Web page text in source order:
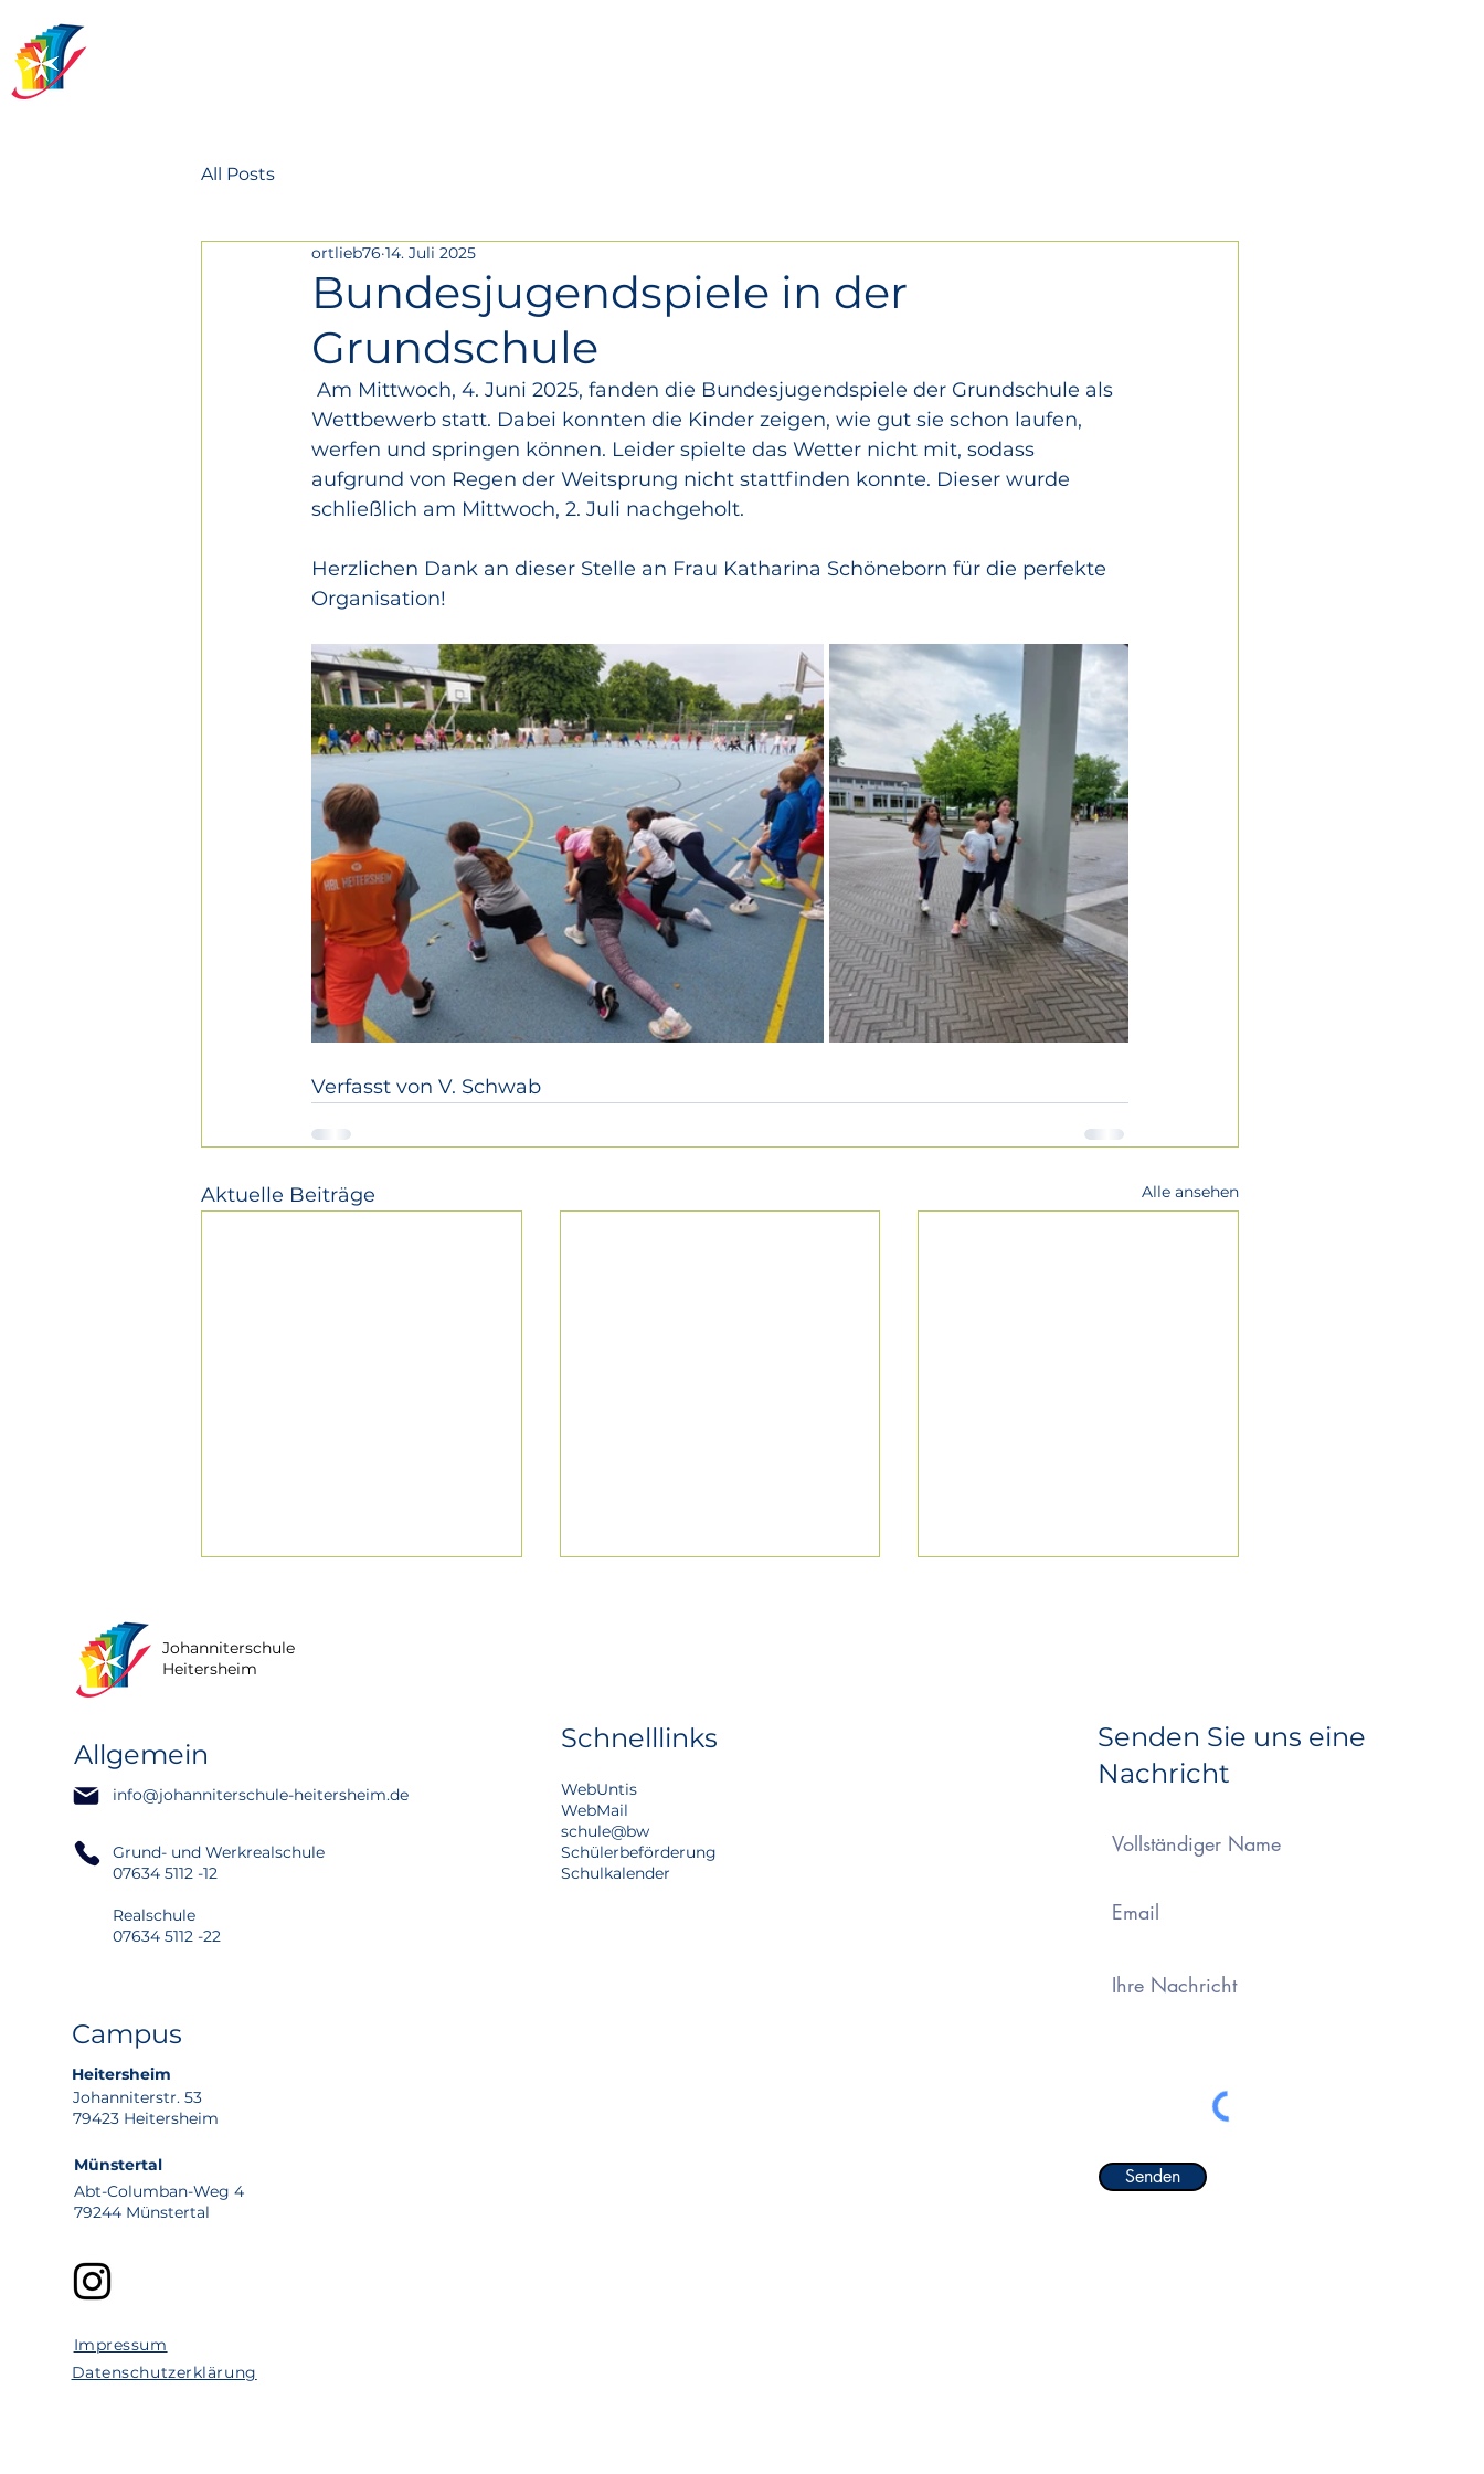
All Posts
Bundesjugendspiele in der
Grundschule
ortlieb76 14. Juli 2025
Wettbewerb statt. Dabei konnten die Kinder zeigen, wie gut sie schon laufen,
werfen und springen können. Leider spielte das Wetter nicht mit, sodass
aufgrund von Regen der Weitsprung nicht stattfinden konnte. Dieser wurde
schließlich am Mittwoch, 2. Juli nachgeholt.
Herzlichen Dank an dieser Stelle an Frau Katharina Schöneborn für die perfekte
Organisation!
Verfasst von V. Schwab
Aktuelle Beiträge Alle ansehen
Verabschiedung des
an der Johanniterschule
Sommerfest auf dem
Schulcampus
Johanniterschule
Heitersheim
Allgemein
info@johanniterschule-heitersheim.de
Grund- und Werkrealschule
07634 5112 -12
Realschule
07634 5112 -22
Campus
Heitersheim
Johanniterstr. 53
79423 Heitersheim
Münstertal
Abt-Columban-Weg 4
79244 Münstertal
Impressum
Datenschutzerklärung
Schnelllinks
WebUntis
WebMail
schule@bw
Schülerbeförderung
Schulkalender
Senden Sie uns eine
Nachricht
Senden